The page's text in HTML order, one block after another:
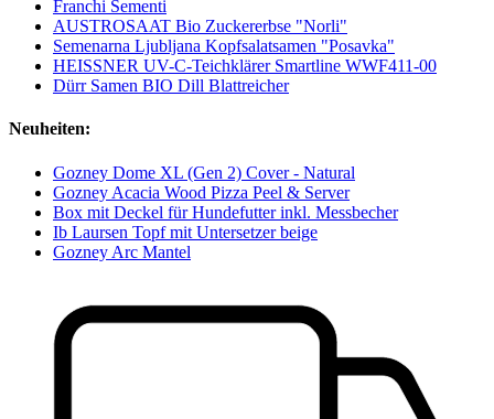
Franchi Sementi
AUSTROSAAT Bio Zuckererbse "Norli"
Semenarna Ljubljana Kopfsalatsamen "Posavka"
HEISSNER UV-C-Teichklärer Smartline WWF411-00
Dürr Samen BIO Dill Blattreicher
Neuheiten:
Gozney Dome XL (Gen 2) Cover - Natural
Gozney Acacia Wood Pizza Peel & Server
Box mit Deckel für Hundefutter inkl. Messbecher
Ib Laursen Topf mit Untersetzer beige
Gozney Arc Mantel